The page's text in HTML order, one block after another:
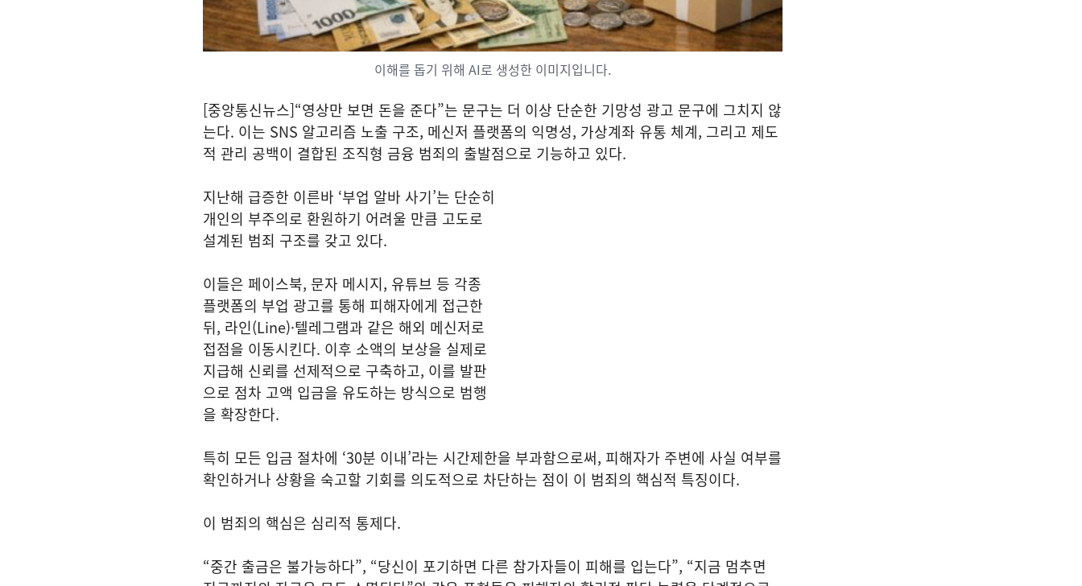
이해를 돕기 위해 AI로 생성한 이미지입니다.
[중앙통신뉴스]“영상만 보면 돈을 준다”는 문구는 더 이상 단순한 기망성 광고 문구에 그치지 않
는다. 이는 SNS 알고리즘 노출 구조, 메신저 플랫폼의 익명성, 가상계좌 유통 체계, 그리고 제도
적 관리 공백이 결합된 조직형 금융 범죄의 출발점으로 기능하고 있다.
지난해 급증한 이른바 ‘부업 알바 사기’는 단순히
개인의 부주의로 환원하기 어려울 만큼 고도로
설계된 범죄 구조를 갖고 있다.
이들은 페이스북, 문자 메시지, 유튜브 등 각종
플랫폼의 부업 광고를 통해 피해자에게 접근한
뒤, 라인(Line)·텔레그램과 같은 해외 메신저로
접점을 이동시킨다. 이후 소액의 보상을 실제로
지급해 신뢰를 선제적으로 구축하고, 이를 발판
으로 점차 고액 입금을 유도하는 방식으로 범행
을 확장한다.
특히 모든 입금 절차에 ‘30분 이내’라는 시간제한을 부과함으로써, 피해자가 주변에 사실 여부를
확인하거나 상황을 숙고할 기회를 의도적으로 차단하는 점이 이 범죄의 핵심적 특징이다.
이 범죄의 핵심은 심리적 통제다.
“중간 출금은 불가능하다”, “당신이 포기하면 다른 참가자들이 피해를 입는다”, “지금 멈추면